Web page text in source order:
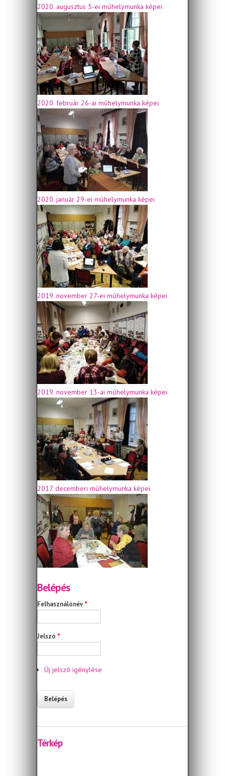
2020. augusztus 5-ei műhelymunka képei
2020. február 26-ai műhelymunka képei
2020. január 29-ei műhelymunka képei
2019. november 27-ei műhelymunka képei
2019. november 13-ai műhelymunka képei
2017. decemberi műhelymunka képei
Belépés
Felhasználónév*
Jelszó *
Új jelszó igénylése
Térkép